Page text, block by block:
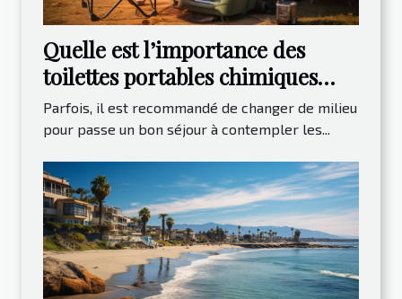
Quelle est l’importance des
toilettes portables chimiques
lors des campings ?
Parfois, il est recommandé de changer de milieu
pour passe un bon séjour à contempler les...